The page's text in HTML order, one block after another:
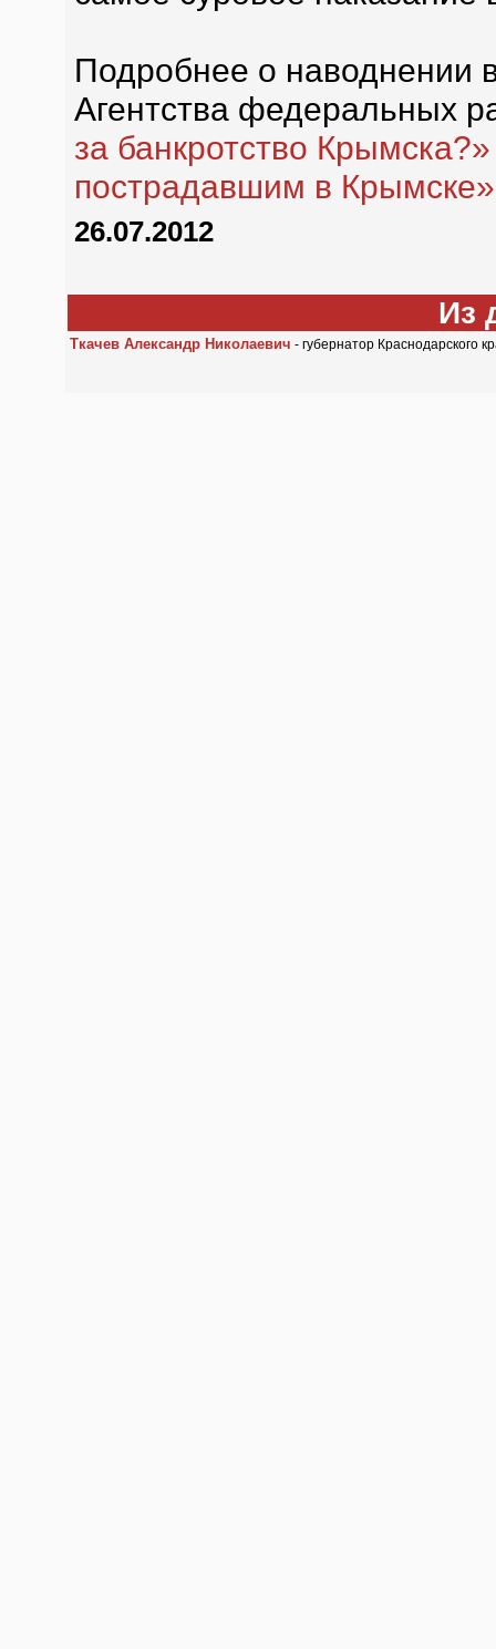
Подробнее о наводнении
Агентства федеральных
за банкротство Крымска?»
пострадавшим в Крымске»
26.07.2012
Из
Ткачев Александр Николаевич - губернатор Краснодарского